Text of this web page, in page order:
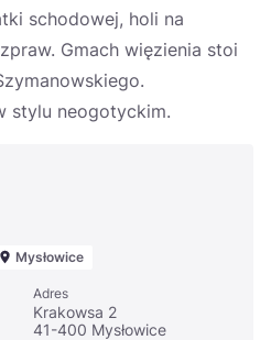
schodowej, holi na
Gmach więzienia stoi
stylu neogotyckim.
Mysłowice
Adres
Krakowsa 2
41-400 Mysłowice